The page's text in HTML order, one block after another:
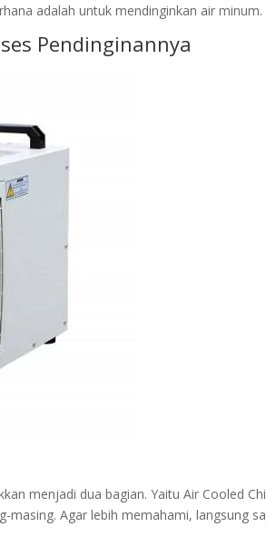
adalah untuk mendinginkan air minum.
Pendinginannya
menjadi dua bagian. Yaitu Air Cooled
masing. Agar lebih memahami, langsung